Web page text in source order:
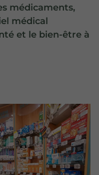
médicaments,
médical
et le bien-être à